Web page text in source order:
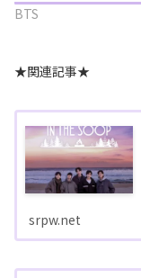
BTS
★関連記事★
srpw.net